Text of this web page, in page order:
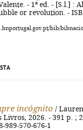
- 1ª ed. - [S.l.] :
or revolution. -
bib/
incógnito /
Livros, 2026. - 391 p. ;
989-570-676-1